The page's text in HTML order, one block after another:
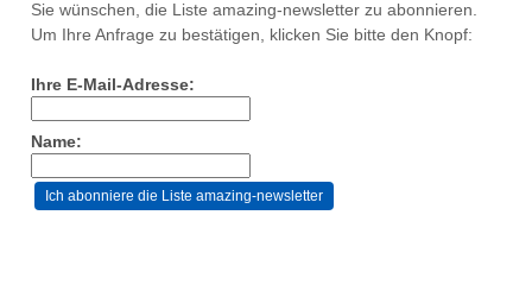
Sie wünschen, die Liste amazing-newsletter zu abonnieren.
Um Ihre Anfrage zu bestätigen, klicken Sie bitte den Knopf:
Ihre E-Mail-Adresse:
Name: